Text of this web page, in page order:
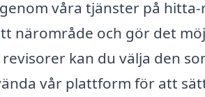
våra tjänster på hitta-
närområde och gör det
kan du välja den
vår plattform för att